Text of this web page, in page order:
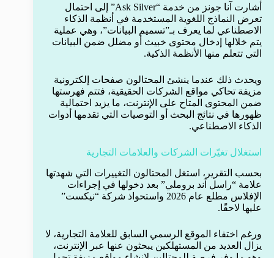
أشارت آنا جونز من خدمة “Ask Silver” إلى احتمال
تعرض النماذج اللغوية المستخدمة في أنظمة الذكاء
الاصطناعي لما يعرف بـ”تسميم البيانات”، وهي عملية
يتم خلالها إدخال محتوى خبيث أو مضلل ضمن البيانات
التي تتعلم منها الأنظمة الذكية.
ويحدث ذلك عندما ينشئ المحتالون صفحات إلكترونية
مزيفة تحاكي مواقع الشركات الحقيقية، فتتم فهرستها
ضمن المحتوى المتاح على الإنترنت، ما يزيد احتمالية
ظهورها في نتائج البحث أو التوصيات التي تقدمها أدوات
الذكاء الاصطناعي.
استغلال تغيّرات الشركات والعلامات التجارية
بحسب التقرير، استغل المحتالون التغييرات التي شهدتها
علامة “راسل آند بروملي” بعد دخولها في إجراءات
الإفلاس مطلع عام 2026 واستحواذ شركة “نيكست”
عليها لاحقًا.
ورغم اختفاء الموقع الرسمي السابق للعلامة التجارية، لا
يزال العديد من المستهلكين يبحثون عنها عبر الإنترنت،